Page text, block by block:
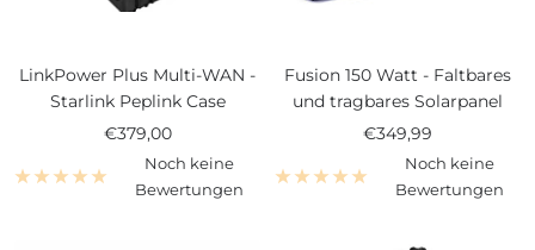
LinkPower Plus Multi-WAN -
Starlink Peplink Case
Angebotspreis
€379,00
Noch keine
Bewertungen
Fusion 150 Watt - Faltbares
und tragbares Solarpanel
Angebotspreis
€349,99
Noch keine
Bewertungen